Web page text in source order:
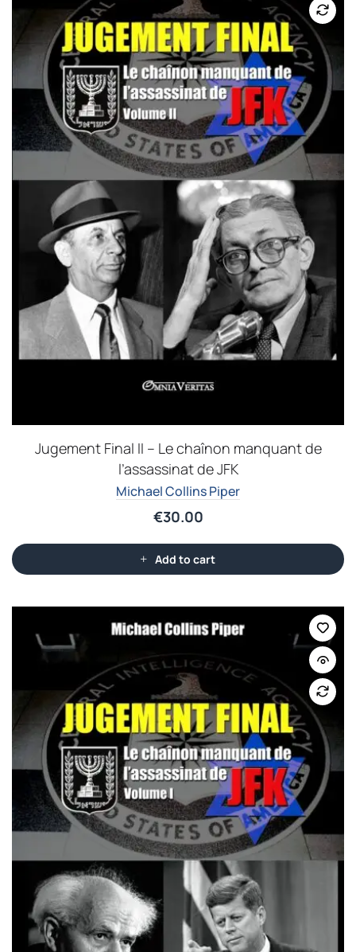
Jugement Final II – Le chaînon manquant de
l’assassinat de JFK
Michael Collins Piper
€30.00
Add to cart